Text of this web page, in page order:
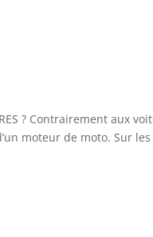
? Contrairement aux
moteur de moto. Sur les